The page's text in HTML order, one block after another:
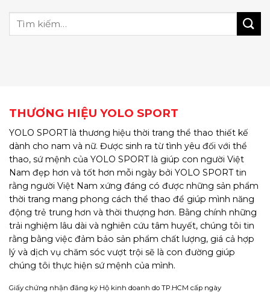
THƯƠNG HIỆU YOLO SPORT
YOLO SPORT là thương hiệu thời trang thể thao thiết kế
dành cho nam và nữ. Được sinh ra từ tình yêu đối với thể
thao, sứ mệnh của YOLO SPORT là giúp con người Việt
Nam đẹp hơn và tốt hơn mỗi ngày bởi YOLO SPORT tin
rằng người Việt Nam xứng đáng có được những sản phẩm
thời trang mang phong cách thể thao để giúp mình năng
động trẻ trung hơn và thời thượng hơn. Bằng chính những
trải nghiệm lâu dài và nghiên cứu tâm huyết, chúng tôi tin
rằng bằng việc đảm bảo sản phẩm chất lượng, giá cả hợp
lý và dịch vụ chăm sóc vượt trội sẽ là con đường giúp
chúng tôi thực hiện sứ mệnh của mình.
Giấy chứng nhận đăng ký Hộ kinh doanh do TP.HCM cấp ngày